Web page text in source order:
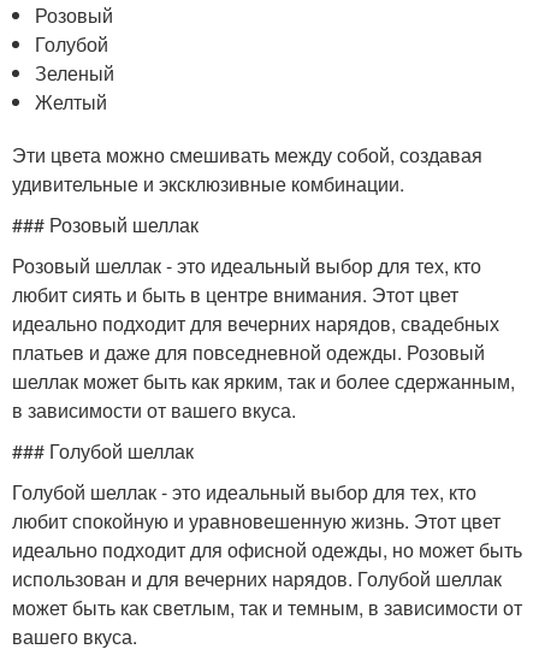
Розовый
Голубой
Зеленый
Желтый
Эти цвета можно смешивать между собой, создавая
удивительные и эксклюзивные комбинации.
### Розовый шеллак
Розовый шеллак - это идеальный выбор для тех, кто
любит сиять и быть в центре внимания. Этот цвет
идеально подходит для вечерних нарядов, свадебных
платьев и даже для повседневной одежды. Розовый
шеллак может быть как ярким, так и более сдержанным,
в зависимости от вашего вкуса.
### Голубой шеллак
Голубой шеллак - это идеальный выбор для тех, кто
любит спокойную и уравновешенную жизнь. Этот цвет
идеально подходит для офисной одежды, но может быть
использован и для вечерних нарядов. Голубой шеллак
может быть как светлым, так и темным, в зависимости от
вашего вкуса.